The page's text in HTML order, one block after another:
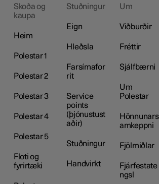
Skoða og
kaupa
Heim
Polestar 1
Polestar 2
Polestar 3
Polestar 4
Polestar 5
Floti og
fyrirtæki
Stuðningur
Eign
Hleðsla
Farsímafor
rit
Service
points
(þjónustust
aðir)
Stuðningur
Handvirkt
Um
Viðburðir
Fréttir
Sjálfbærni
Um
Polestar
Hönnunars
amkeppni
Fjölmiðlar
Fjárfestate
ngsl